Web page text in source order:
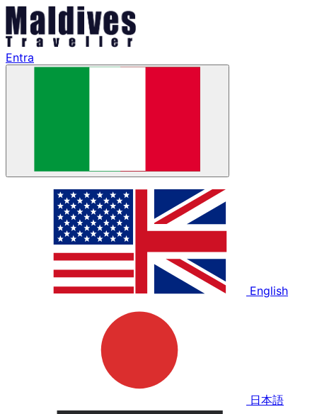
Entra
English
日本語